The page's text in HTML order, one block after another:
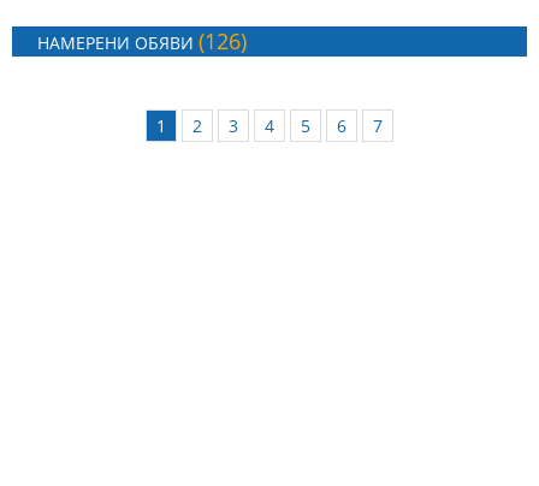
НАМЕРЕНИ ОБЯВИ(126)
1 2 3 4 5 6 7